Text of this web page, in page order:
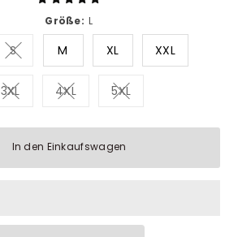
Größe: L
SVariante ausverkauft oder nicht
M XL XXL
3XLVariante ausverkauft oder nicht
4XLVariante ausverkauft oder
5XLVariante ausverkauft
In den Einkaufswagen